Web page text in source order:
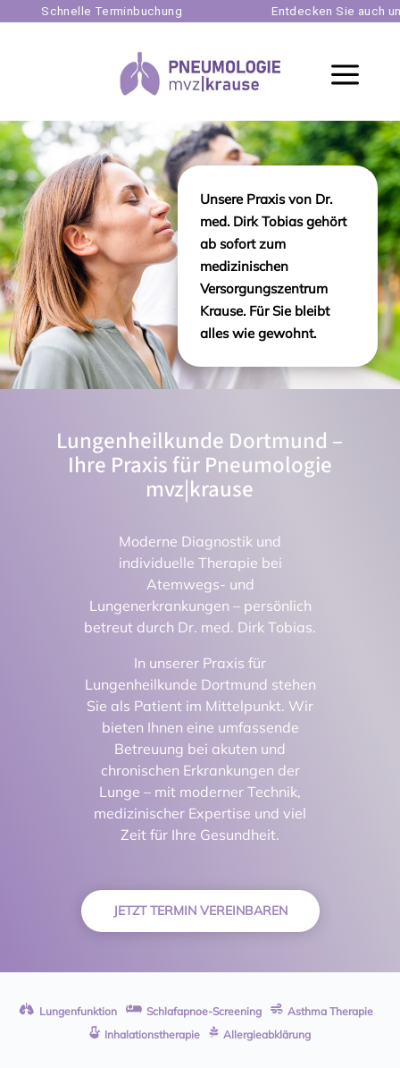
Terminbuchung Entdecken Sie auch unsere
a
Lungenheilkunde Dortmund –
Ihre Praxis für Pneumologie
mvz|krause
Moderne Diagnostik und
individuelle Therapie bei
Atemwegs- und
Lungenerkrankungen – persönlich
betreut durch Dr. med. Dirk Tobias.
In unserer Praxis für
Lungenheilkunde Dortmund stehen
Sie als Patient im Mittelpunkt. Wir
bieten Ihnen eine umfassende
Betreuung bei akuten und
chronischen Erkrankungen der
Lunge – mit moderner Technik,
medizinischer Expertise und viel
Zeit für Ihre Gesundheit.
JETZT TERMIN VEREINBAREN
Unsere Praxis von Dr.
med. Dirk Tobias gehört
ab sofort zum
medizinischen
Versorgungszentrum
Krause. Für Sie bleibt
alles wie gewohnt.
 Lungenfunktion  Schlafapnoe-Screening  Asthma Therapie
 Inhalationstherapie  Allergieabklärung